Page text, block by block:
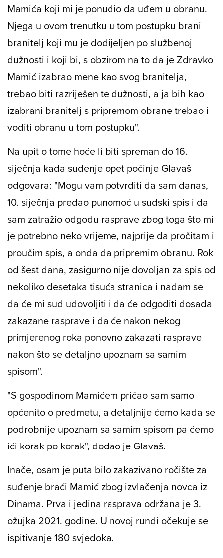
Mamića koji mi je ponudio da uđem u obranu.
Njega u ovom trenutku u tom postupku brani
branitelj koji mu je dodijeljen po službenoj
dužnosti i koji bi, s obzirom na to da je Zdravko
Mamić izabrao mene kao svog branitelja,
trebao biti razriješen te dužnosti, a ja bih kao
izabrani branitelj s pripremom obrane trebao i
voditi obranu u tom postupku".
Na upit o tome hoće li biti spreman do 16.
siječnja kada suđenje opet počinje Glavaš
odgovara: "Mogu vam potvrditi da sam danas,
10. siječnja predao punomoć u sudski spis i da
sam zatražio odgodu rasprave zbog toga što mi
je potrebno neko vrijeme, najprije da pročitam i
proučim spis, a onda da pripremim obranu. Rok
od šest dana, zasigurno nije dovoljan za spis od
nekoliko desetaka tisuća stranica i nadam se
da će mi sud udovoljiti i da će odgoditi dosada
zakazane rasprave i da će nakon nekog
primjerenog roka ponovno zakazati rasprave
nakon što se detaljno upoznam sa samim
spisom".
"S gospodinom Mamićem pričao sam samo
općenito o predmetu, a detaljnije ćemo kada se
podrobnije upoznam sa samim spisom pa ćemo
ići korak po korak", dodao je Glavaš.
Inače, osam je puta bilo zakazivano ročište za
suđenje braći Mamić zbog izvlačenja novca iz
Dinama. Prva i jedina rasprava održana je 3.
ožujka 2021. godine. U novoj rundi očekuje se
ispitivanje 180 svjedoka.